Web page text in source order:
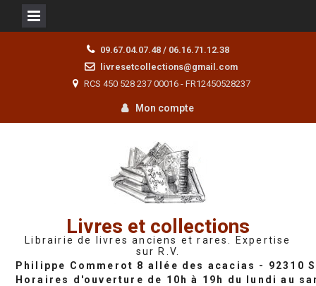
09.67.04.07.48 / 06.16.71.12.38
livresetcollections@gmail.com
RCS 450 528 237 00016 - FR12450528237
Mon compte
Livres et collections
Librairie de livres anciens et rares. Expertise
sur R.V.